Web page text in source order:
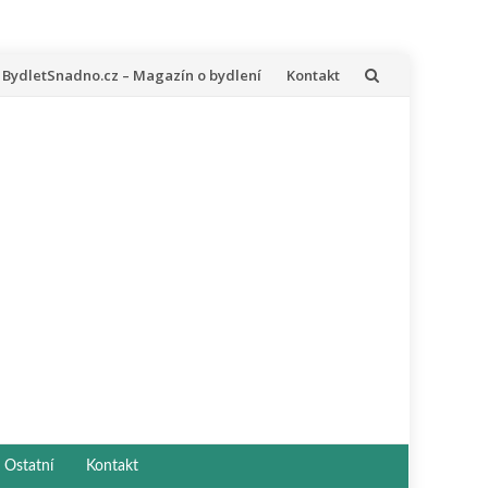
Přeskočit
BydletSnadno.cz – Magazín o bydlení Kontakt
Ostatní Kontakt